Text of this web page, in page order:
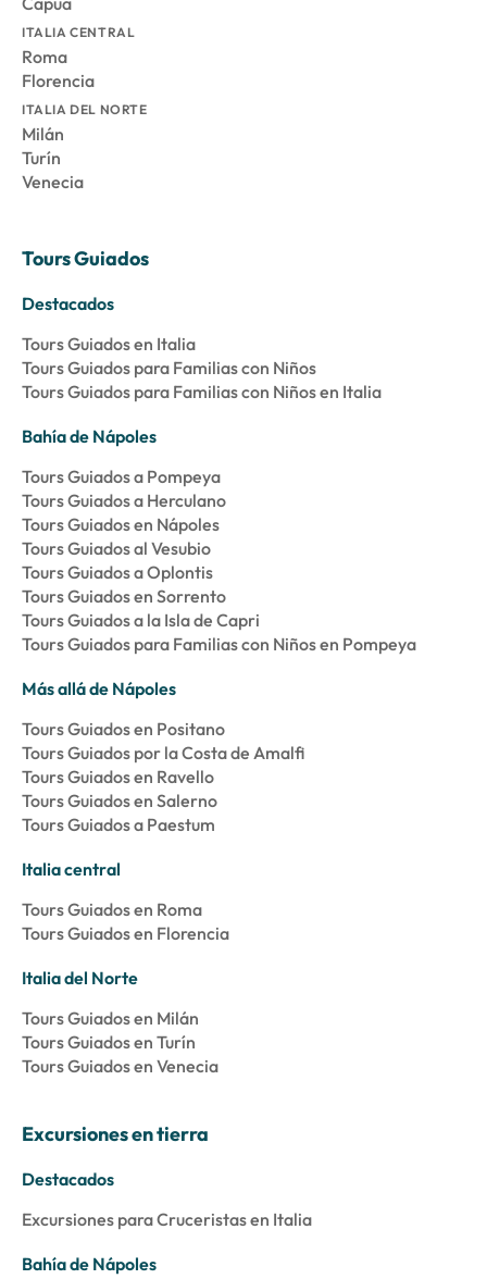
ITALIA CENTRAL
Roma
Florencia
ITALIA DEL NORTE
Milán
Turín
Venecia
Tours Guiados
Destacados
Tours Guiados en Italia
Tours Guiados para Familias con Niños
Tours Guiados para Familias con Niños en Italia
Bahía de Nápoles
Tours Guiados a Pompeya
Tours Guiados a Herculano
Tours Guiados en Nápoles
Tours Guiados al Vesubio
Tours Guiados a Oplontis
Tours Guiados en Sorrento
Tours Guiados a la Isla de Capri
Tours Guiados para Familias con Niños en Pompeya
Más allá de Nápoles
Tours Guiados en Positano
Tours Guiados por la Costa de Amalfi
Tours Guiados en Ravello
Tours Guiados en Salerno
Tours Guiados a Paestum
Italia central
Tours Guiados en Roma
Tours Guiados en Florencia
Italia del Norte
Tours Guiados en Milán
Tours Guiados en Turín
Tours Guiados en Venecia
Excursiones en tierra
Destacados
Excursiones para Cruceristas en Italia
Bahía de Nápoles